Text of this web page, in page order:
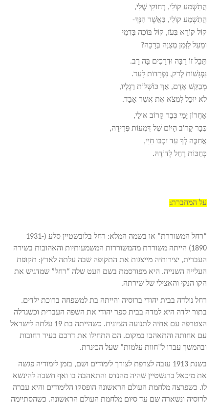
הֲתִשְׁמַע קוֹלִי, רְחוֹקִי שֶׁלִּי,
הֲתִשְׁמַע קוֹלִי, בַּאֲשֶׁר הִנְּךָ-
קוֹל קוֹרֵא בְּעֹז, קוֹל בּוֹכֶה בִּדְמִי
וּמֵעַל לַזְּמַן מְצַוֶּה בְּרָכָה?
תֵּבֵל זוֹ רַבָּה וּדְרָכִים בָּה רָב.
נִפְגָּשׁוֹת לְדַק, נִפְרָדוֹת לָעַד.
מְבַקֵּשׁ אָדָם, אַךְ כּוֹשְׁלוֹת רַגְלָיו,
לֹא יוּכַל לִמְצֹא אֶת אֲשֶׁר אָבַד.
אַחֲרוֹן יָמַי כְּבָר קָרוֹב אוּלַי,
כְּבָר קָרוֹב הַיּוֹם שֶׁל דִּמְעוֹת פְּרִידָה,
אֲחַכֶּה לְךָ עַד יִכְבּוּ חַיַּי,
כְּחַכּוֹת רָחֵל לְדוֹדָהּ.
על המחברת:
“רחל המשוררת” או בשמה המלא: רחל בלובשטיין סלע (1931-
1890) הייתה משוררת מהמשוררות המשמעותיות והאהובות בשירה
העברית, יצירותיה מייצגות את התקופה שבה עלתה לארץ: תקופת
העלייה השנייה. היא מפורסמת בשם העט שלה “רחל” שמדגיש את
הקו הנקי והאצילי של שירתה.
רחל נולדה בבית יהודי ברוסיה והייתה בת למשפחה ברוכת ילדים.
בתור ילדה היא למדה בבית ספר יהודי את השפה העברית וכשגדלה
הצטרפה עם אחיה לתנועה הציונית. כשהייתה בת 19 עלתה לישראל
עם אחותה והתאהבו במקום. הם התחילו את דרכם בעיר רחובות
ובהמשך עברו ל”חוות עלמות” שעל הכינרת.
בשנת 1913 עזבה לצרפת לצורך לימודים ושם, בזמן לימודיה פגשה
את מיכאל ברנשטיין שהיה מהנדס והתאהבה בו ואף חשבה להינשא
לו. כשפרצה מלחמת העולם הראשונה הופסקו הלימודים והיא עברה
לרוסיה ונשארה שם עד סיום מלחמת העולם הראשונה. כשהסתיימה